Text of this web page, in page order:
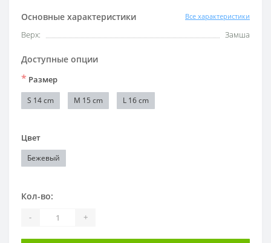
Основные характеристики Все характеристики
Верх: Замша
Доступные опции
* Размер
S 14 cm M 15 cm L 16 cm
Цвет
Бежевый
Кол-во:
- +